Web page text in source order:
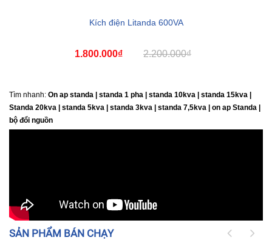
Kích điện Litanda 600VA
1.800.000₫ 2.200.000₫
Tìm nhanh: On ap standa | standa 1 pha | standa 10kva | standa 15kva |
Standa 20kva | standa 5kva | standa 3kva | standa 7,5kva | on ap Standa |
bộ đổi nguồn
SẢN PHẨM BÁN CHẠY